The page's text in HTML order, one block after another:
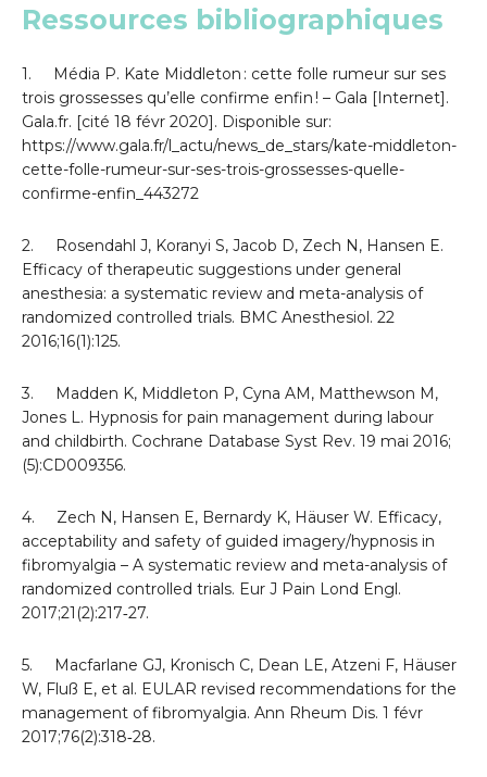
Ressources bibliographiques
1. Média P. Kate Middleton : cette folle rumeur sur ses
trois grossesses qu’elle confirme enfin ! – Gala [Internet].
Gala.fr. [cité 18 févr 2020]. Disponible sur:
https://www.gala.fr/l_actu/news_de_stars/kate-middleton-
cette-folle-rumeur-sur-ses-trois-grossesses-quelle-
confirme-enfin_443272
2. Rosendahl J, Koranyi S, Jacob D, Zech N, Hansen E.
Efficacy of therapeutic suggestions under general
anesthesia: a systematic review and meta-analysis of
randomized controlled trials. BMC Anesthesiol. 22
2016;16(1):125.
3. Madden K, Middleton P, Cyna AM, Matthewson M,
Jones L. Hypnosis for pain management during labour
and childbirth. Cochrane Database Syst Rev. 19 mai 2016;
(5):CD009356.
4. Zech N, Hansen E, Bernardy K, Häuser W. Efficacy,
acceptability and safety of guided imagery/hypnosis in
fibromyalgia – A systematic review and meta-analysis of
randomized controlled trials. Eur J Pain Lond Engl.
2017;21(2):217‑27.
5. Macfarlane GJ, Kronisch C, Dean LE, Atzeni F, Häuser
W, Fluß E, et al. EULAR revised recommendations for the
management of fibromyalgia. Ann Rheum Dis. 1 févr
2017;76(2):318‑28.